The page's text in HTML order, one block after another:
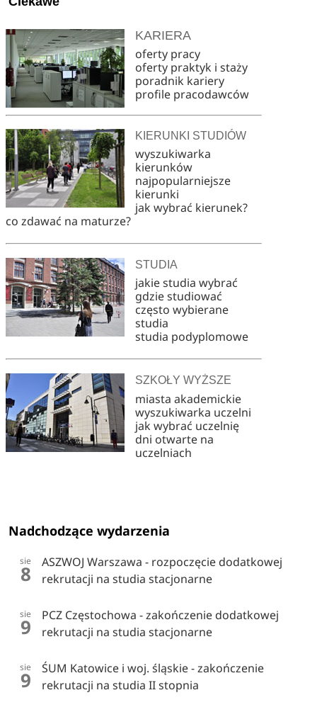
KARIERA
oferty pracy
oferty praktyk i staży
poradnik kariery
profile pracodawców
KIERUNKI STUDIÓW
wyszukiwarka
kierunków
najpopularniejsze
kierunki
jak wybrać kierunek?
co zdawać na maturze?
STUDIA
jakie studia wybrać
gdzie studiować
często wybierane
studia
studia podyplomowe
SZKOŁY WYŻSZE
miasta akademickie
wyszukiwarka uczelni
jak wybrać uczelnię
dni otwarte na
uczelniach
Nadchodzące wydarzenia
sie
8
ASZWOJ Warszawa - rozpoczęcie dodatkowej
rekrutacji na studia stacjonarne
sie
9
PCZ Częstochowa - zakończenie dodatkowej
rekrutacji na studia stacjonarne
sie
9
ŚUM Katowice i woj. śląskie - zakończenie
rekrutacji na studia II stopnia